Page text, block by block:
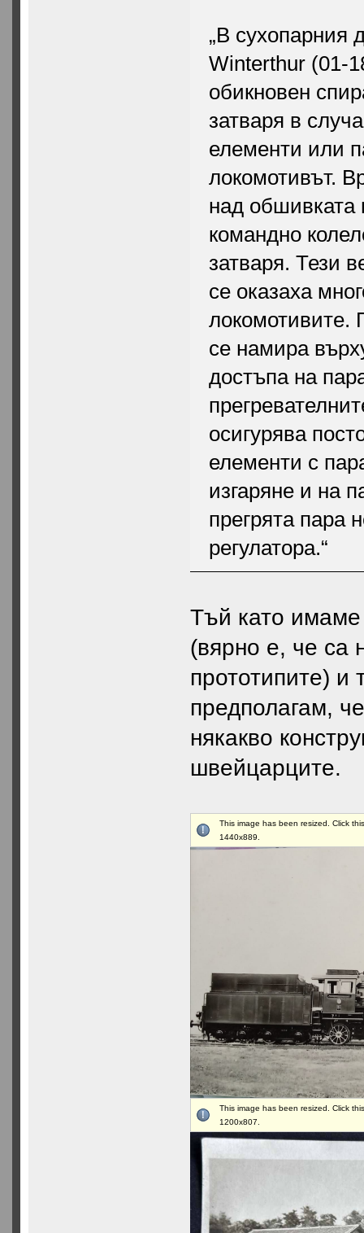
„В сухопарния
Winterthur (01-
обикновен
затваря в
елементи или
локомотивът.
над обшивката
командно
затваря. Тези
се оказаха
локомотивите.
се намира
достъпа на
осигурява
елементи с
изгаряне и на
прегрята пара
регулатора.“
Тъй като
(вярно е, че са
прототипите)
предполагам,
някакво
швейцарците.
This image has been resized. Click
1440x889.
This image has been resized. Click
1200x807.